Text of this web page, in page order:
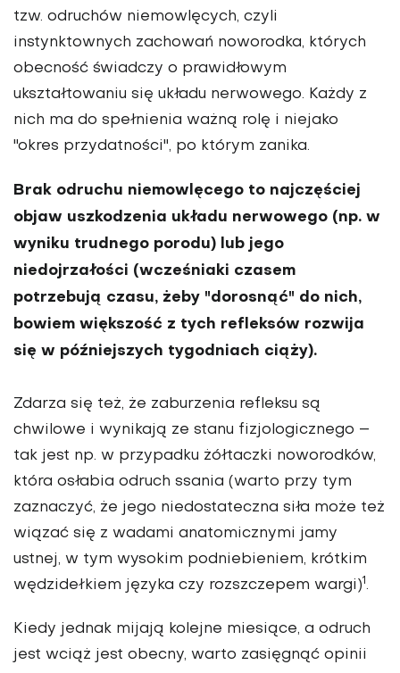
tzw. odruchów niemowlęcych, czyli
instynktownych zachowań noworodka, których
obecność świadczy o prawidłowym
ukształtowaniu się układu nerwowego. Każdy z
nich ma do spełnienia ważną rolę i niejako
"okres przydatności", po którym zanika.
Brak odruchu niemowlęcego to najczęściej
objaw uszkodzenia układu nerwowego (np. w
wyniku trudnego porodu) lub jego
niedojrzałości (wcześniaki czasem
potrzebują czasu, żeby "dorosnąć" do nich,
bowiem większość z tych refleksów rozwija
się w późniejszych tygodniach ciąży).
Zdarza się też, że zaburzenia refleksu są
chwilowe i wynikają ze stanu fizjologicznego –
tak jest np. w przypadku żółtaczki noworodków,
która osłabia odruch ssania (warto przy tym
zaznaczyć, że jego niedostateczna siła może też
wiązać się z wadami anatomicznymi jamy
ustnej, w tym wysokim podniebieniem, krótkim
wędzidełkiem języka czy rozszczepem wargi)1.
Kiedy jednak mijają kolejne miesiące, a odruch
jest wciąż jest obecny, warto zasięgnąć opinii